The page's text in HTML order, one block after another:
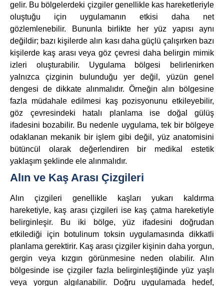
gelir. Bu bölgelerdeki çizgiler genellikle kas hareketleriyle
oluştuğu için uygulamanın etkisi daha net
gözlemlenebilir. Bununla birlikte her yüz yapısı aynı
değildir; bazı kişilerde alın kası daha güçlü çalışırken bazı
kişilerde kaş arası veya göz çevresi daha belirgin mimik
izleri oluşturabilir. Uygulama bölgesi belirlenirken
yalnızca çizginin bulunduğu yer değil, yüzün genel
dengesi de dikkate alınmalıdır. Örneğin alın bölgesine
fazla müdahale edilmesi kaş pozisyonunu etkileyebilir,
göz çevresindeki hatalı planlama ise doğal gülüş
ifadesini bozabilir. Bu nedenle uygulama, tek bir bölgeye
odaklanan mekanik bir işlem gibi değil, yüz anatomisini
bütüncül olarak değerlendiren bir medikal estetik
yaklaşım şeklinde ele alınmalıdır.
Alın ve Kaş Arası Çizgileri
Alın çizgileri genellikle kaşları yukarı kaldırma
hareketiyle, kaş arası çizgileri ise kaş çatma hareketiyle
belirginleşir. Bu iki bölge, yüz ifadesini doğrudan
etkilediği için botulinum toksin uygulamasında dikkatli
planlama gerektirir. Kaş arası çizgiler kişinin daha yorgun,
gergin veya kızgın görünmesine neden olabilir. Alın
bölgesinde ise çizgiler fazla belirginleştiğinde yüz yaşlı
veya yorgun algılanabilir. Doğru uygulamada hedef,